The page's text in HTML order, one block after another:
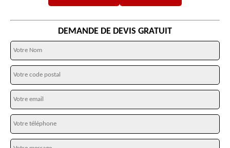
DEMANDE DE DEVIS GRATUIT